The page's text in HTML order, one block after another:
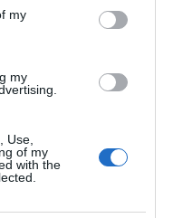
my
my
Use,
of my
with the
Σαμαράς – Απειλή
των συνταξιούχων
Ευρωπαϊκό Στίβου
«SOS»
που σας τσιμπήσει